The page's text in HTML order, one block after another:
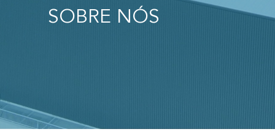
SOBRE NÓS